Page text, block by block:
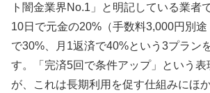
ト闇金業界No.1」と明記している業者
10日で元金の20%（手数料3,000円別途
で30%、月1返済で40%という3プラン
す。「完済5回で条件アップ」という表
が、これは長期利用を促す仕組みにほ